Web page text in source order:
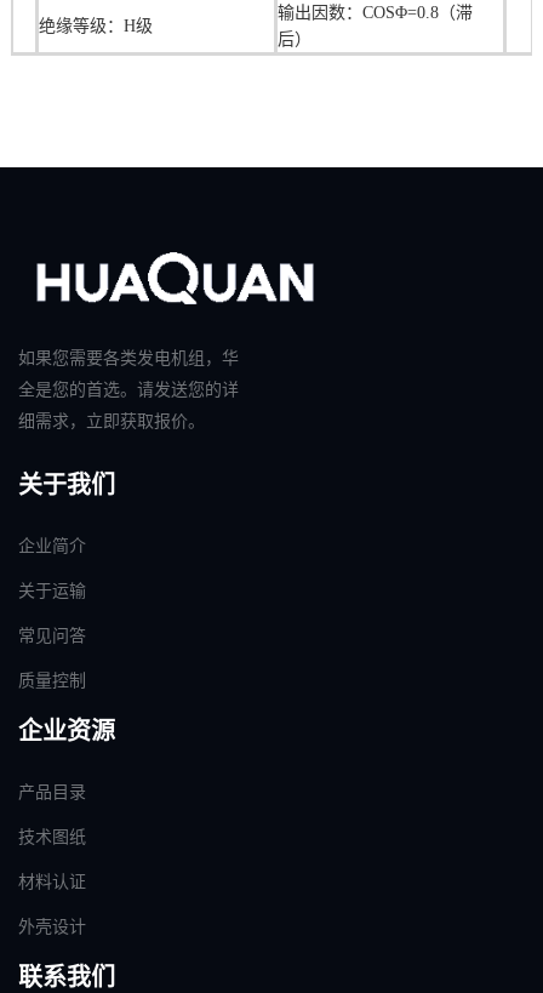
绝缘等级：H级
输出因数：COSΦ=0.8（滞
后）
如果您需要各类发电机组，华
全是您的首选。请发送您的详
细需求，立即获取报价。
关于我们
企业简介
关于运输
常见问答
质量控制
企业资源
产品目录
技术图纸
材料认证
外壳设计
联系我们